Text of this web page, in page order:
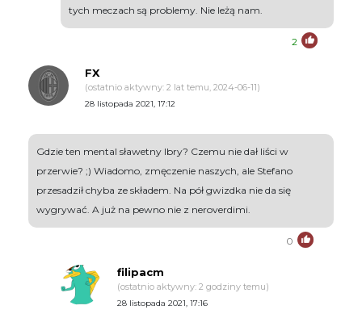
tych meczach są problemy. Nie leżą nam.
2
FX
(ostatnio aktywny: 2 lat temu, 2024-06-11)
28 listopada 2021, 17:12
Gdzie ten mental sławetny Ibry? Czemu nie dał liści w
przerwie? ;) Wiadomo, zmęczenie naszych, ale Stefano
przesadził chyba ze składem. Na pół gwizdka nie da się
wygrywać. A już na pewno nie z neroverdimi.
0
filipacm
(ostatnio aktywny: 2 godziny temu)
28 listopada 2021, 17:16